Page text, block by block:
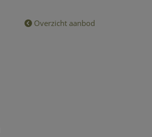
Overzicht aanbod